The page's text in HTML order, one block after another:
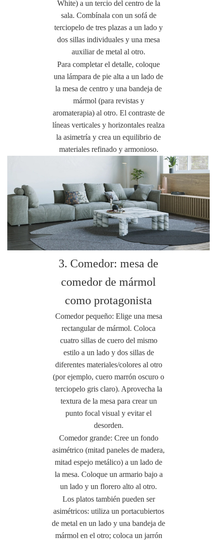
White) a un tercio del centro de la
sala. Combínala con un sofá de
terciopelo de tres plazas a un lado y
dos sillas individuales y una mesa
auxiliar de metal al otro.
Para completar el detalle, coloque
una lámpara de pie alta a un lado de
la mesa de centro y una bandeja de
mármol (para revistas y
aromaterapia) al otro. El contraste de
líneas verticales y horizontales realza
la asimetría y crea un equilibrio de
materiales refinado y armonioso.
3. Comedor: mesa de
comedor de mármol
como protagonista
Comedor pequeño: Elige una mesa
rectangular de mármol. Coloca
cuatro sillas de cuero del mismo
estilo a un lado y dos sillas de
diferentes materiales/colores al otro
(por ejemplo, cuero marrón oscuro o
terciopelo gris claro). Aprovecha la
textura de la mesa para crear un
punto focal visual y evitar el
desorden.
Comedor grande: Cree un fondo
asimétrico (mitad paneles de madera,
mitad espejo metálico) a un lado de
la mesa. Coloque un armario bajo a
un lado y un florero alto al otro.
Los platos también pueden ser
asimétricos: utiliza un portacubiertos
de metal en un lado y una bandeja de
mármol en el otro; coloca un jarrón